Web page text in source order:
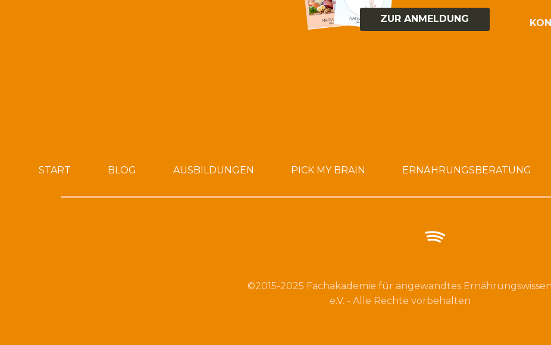
ZUR ANMELDUNG
START BLOG AUSBILDUNGEN PICK MY BRAIN ERNÄHRUNGSBERATUNG
©2015-2025 Fachakademie für angewandtes Ernährungswissen
e.V. - Alle Rechte vorbehalten